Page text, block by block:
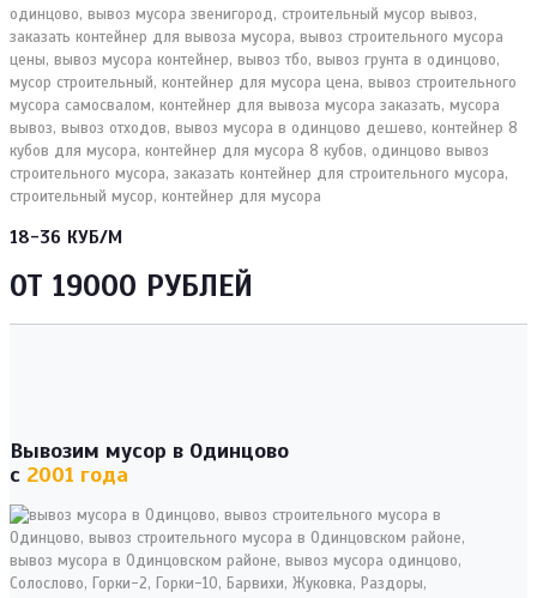
18-36 КУБ/М
ОТ 19000 РУБЛЕЙ
Вывозим мусор в Одинцово
с 2001 года